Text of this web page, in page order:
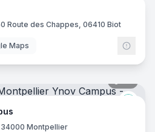
Route des Chappes, 06410 Biot
Maps
Montpellier